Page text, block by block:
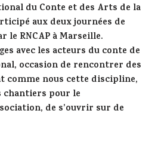
du Conte et des Arts de la
aux deux journées de
le RNCAP à Marseille.
avec les acteurs du conte de
occasion de rencontrer des
comme nous cette discipline,
chantiers pour le
de s’ouvrir sur de